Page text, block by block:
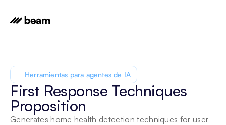
Herramientas para agentes de IA
First Response Techniques
Proposition
Generates home health detection techniques for user-